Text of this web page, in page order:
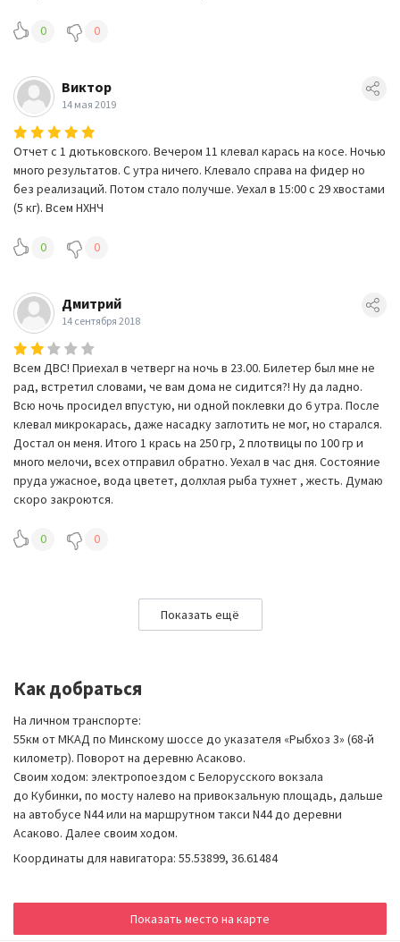
0 0
Виктор
14 мая 2019
Отчет с 1 дютьковского. Вечером 11 клевал карась на косе. Ночью
много результатов. С утра ничего. Клевало справа на фидер но
без реализаций. Потом стало получше. Уехал в 15:00 с 29 хвостами
(5 кг). Всем НХНЧ
0 0
Дмитрий
14 сентября 2018
Всем ДВС! Приехал в четверг на ночь в 23.00. Билетер был мне не
рад, встретил словами, че вам дома не сидится?! Ну да ладно.
Всю ночь просидел впустую, ни одной поклевки до 6 утра. После
клевал микрокарась, даже насадку заглотить не мог, но старался.
Достал он меня. Итого 1 крась на 250 гр, 2 плотвицы по 100 гр и
много мелочи, всех отправил обратно. Уехал в час дня. Состояние
пруда ужасное, вода цветет, долхлая рыба тухнет , жесть. Думаю
скоро закроются.
0 0
Показать ещё
Как добраться
На личном транспорте:
55км от МКАД по Минскому шоссе до указателя «Рыбхоз 3» (68-й
километр). Поворот на деревню Асаково.
Своим ходом: электропоездом с Белорусского вокзала
до Кубинки, по мосту налево на привокзальную площадь, дальше
на автобусе N44 или на маршрутном такси N44 до деревни
Асаково. Далее своим ходом.
Координаты для навигатора: 55.53899, 36.61484
Показать место на карте